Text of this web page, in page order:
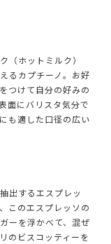
（ホットミルク）
るカプチーノ。お好
つけて自分の好みの
面にバリスタ気分で
も適した口径の広い
出するエスプレッ
このエスプレッソの
ーを浮かべて、混ぜ
のビスコッティーを